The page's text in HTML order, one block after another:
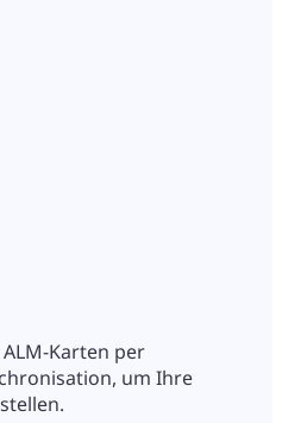
Karten per
um Ihre